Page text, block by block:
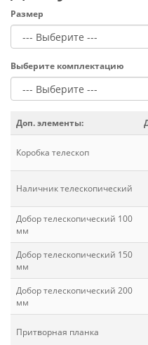
Размер
Выберите комплектацию
Доп. элементы:
Коробка телескоп
Наличник телескопический
Добор телескопический 100
мм
Добор телескопический 150
мм
Добор телескопический 200
мм
Притворная планка